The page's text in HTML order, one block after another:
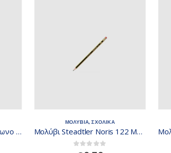
Μολύβι Faber Castell Τρίγωνο Pastel Black Wood 581508
ΜΟΛΥΒΙΑ,ΣΧΟΛΙΚΑ
Μολύβι Steadtler Noris 122 Με Γόμα 713208
out of 5